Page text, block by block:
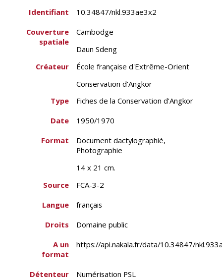
Identifiant
10.34847/nkl.933ae3x2
Couverture
spatiale
Cambodge
Daun Sdeng
Créateur
École française d'Extrême-Orient
Conservation d'Angkor
Type
Fiches de la Conservation d'Angkor
Date
1950/1970
Format
Document dactylographié,
Photographie
14 x 21 cm.
Source
FCA-3-2
Langue
français
Droits
Domaine public
A un
format
https://api.nakala.fr/data/10.34847/
Détenteur
Numérisation PSL